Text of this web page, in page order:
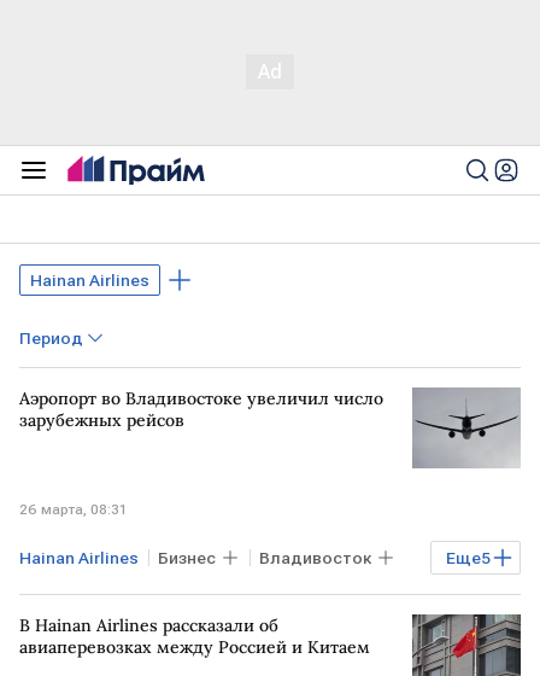
Hainan Airlines
Период
Аэропорт во Владивостоке увеличил число
зарубежных рейсов
26 марта, 08:31
Еще5
Hainan Airlines Бизнес Владивосток
Харбин КИТАЙ Аэрофлот
Air China Воздушный транспорт
В Hainan Airlines рассказали об
авиаперевозках между Россией и Китаем